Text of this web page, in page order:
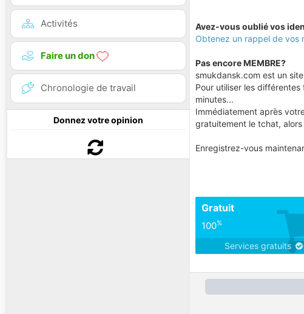
Activités
Faire un don
Chronologie de travail
Donnez votre opinion
Avez-vous oublié vos
Obtenez un rappel de vos
Pas encore MEMBRE?
smukdansk.com est un
Pour utiliser les
minutes...
Immédiatement après
gratuitement le tchat,
Enregistrez-vous
Gratuit
100%
Services gratuits